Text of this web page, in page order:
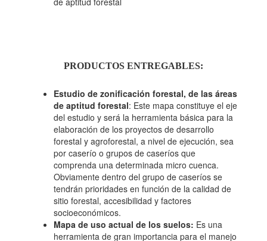
PRODUCTOS ENTREGABLES:
Estudio de zonificación forestal, de las áreas
de aptitud forestal: Este mapa constituye el eje
del estudio y será la herramienta básica para la
elaboración de los proyectos de desarrollo
forestal y agroforestal, a nivel de ejecución, sea
por caserío o grupos de caseríos que
comprenda una determinada micro cuenca.
Obviamente dentro del grupo de caseríos se
tendrán prioridades en función de la calidad de
sitio forestal, accesibilidad y factores
socioeconómicos.
Mapa de uso actual de los suelos: Es una
herramienta de gran importancia para el manejo